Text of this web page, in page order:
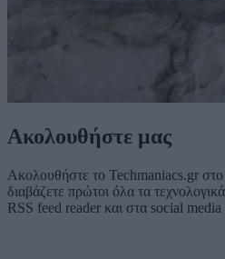
Ακολουθήστε μας
Ακολουθήστε το Techmaniacs.gr
διαβάζετε πρώτοι όλα τα
RSS feed reader και στα social media